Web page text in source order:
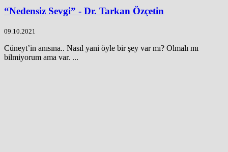
“Nedensiz Sevgi” - Dr. Tarkan Özçetin
09.10.2021
Cüneyt’in anısına.. Nasıl yani öyle bir şey var mı? Olmalı mı
bilmiyorum ama var. ...